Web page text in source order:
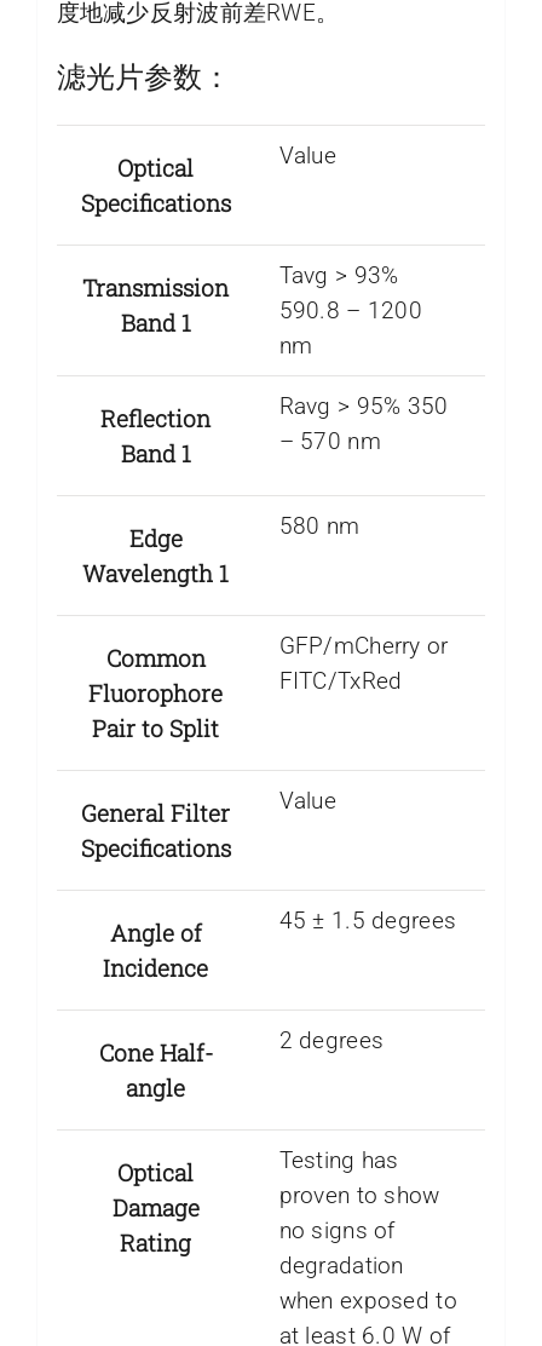
度地减少反射波前差RWE。
滤光片参数：
Optical
Specifications
Value
Transmission
Band 1
Tavg > 93%
590.8 – 1200
nm
Reflection
Band 1
Ravg > 95% 350
– 570 nm
Edge
Wavelength 1
580 nm
Common
Fluorophore
Pair to Split
GFP/mCherry or
FITC/TxRed
General Filter
Specifications
Value
Angle of
Incidence
45 ± 1.5 degrees
Cone Half-
angle
2 degrees
Optical
Damage
Rating
Testing has
proven to show
no signs of
degradation
when exposed to
at least 6.0 W of